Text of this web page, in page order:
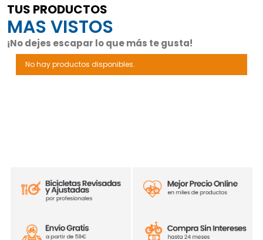
TUS PRODUCTOS
MAS VISTOS
¡No dejes escapar lo que más te gusta!
No hay productos disponibles.